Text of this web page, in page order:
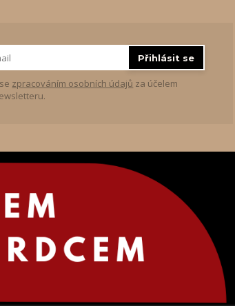
Přihlásit se
zpracováním osobních údajů za účelem